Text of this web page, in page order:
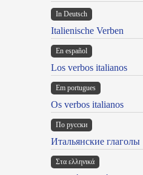
In Deutsch
Italienische Verben
En español
Los verbos italianos
Em portugues
Os verbos italianos
По русски
Итальянские глаголы
Στα ελληνικά